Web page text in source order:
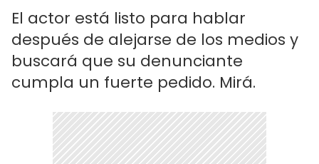
El actor está listo para hablar
después de alejarse de los medios y
buscará que su denunciante
cumpla un fuerte pedido. Mirá.